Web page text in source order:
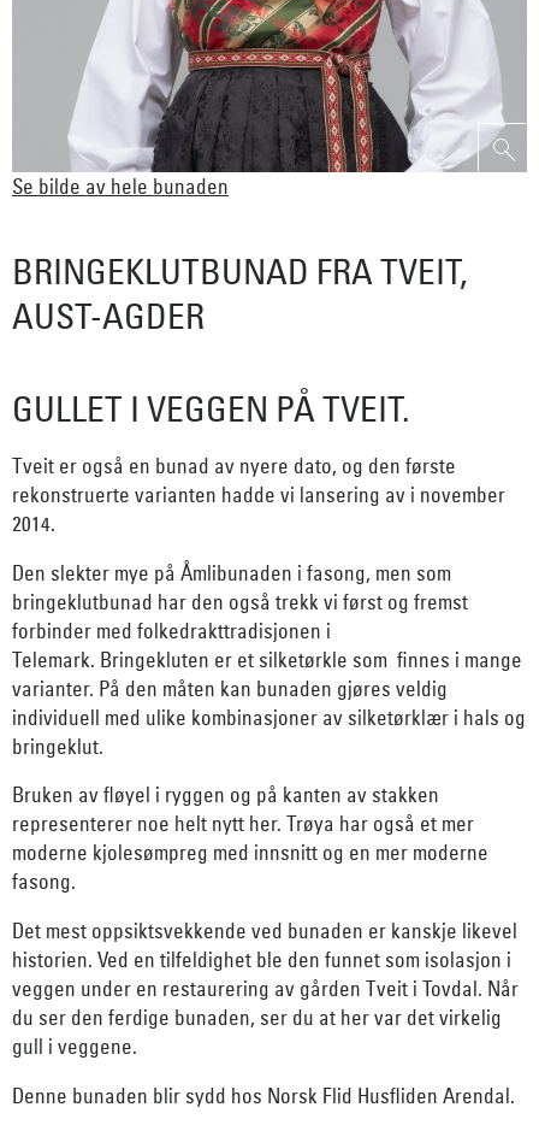
Se bilde av hele bunaden
BRINGEKLUTBUNAD FRA TVEIT,
AUST-AGDER
GULLET I VEGGEN PÅ TVEIT.
Tveit er også en bunad av nyere dato, og den første
rekonstruerte varianten hadde vi lansering av i november
2014.
Den slekter mye på Åmlibunaden i fasong, men som
bringeklutbunad har den også trekk vi først og fremst
forbinder med folkedrakttradisjonen i
Telemark. Bringekluten er et silketørkle som finnes i mange
varianter. På den måten kan bunaden gjøres veldig
individuell med ulike kombinasjoner av silketørklær i hals og
bringeklut.
Bruken av fløyel i ryggen og på kanten av stakken
representerer noe helt nytt her. Trøya har også et mer
moderne kjolesømpreg med innsnitt og en mer moderne
fasong.
Det mest oppsiktsvekkende ved bunaden er kanskje likevel
historien. Ved en tilfeldighet ble den funnet som isolasjon i
veggen under en restaurering av gården Tveit i Tovdal. Når
du ser den ferdige bunaden, ser du at her var det virkelig
gull i veggene.
Denne bunaden blir sydd hos Norsk Flid Husfliden Arendal.